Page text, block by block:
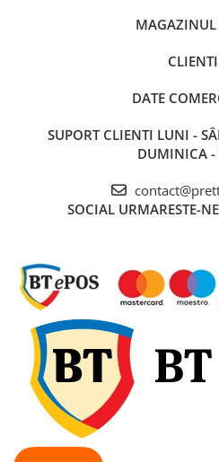
MAGAZINUL
CLIENTI
DATE
SUPORT CLIENTI LUNI -
DUMINICA -
SOCIAL URMARESTE-